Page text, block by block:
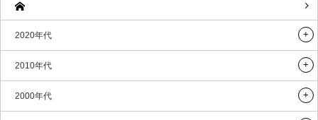
2020年代
2010年代
2000年代